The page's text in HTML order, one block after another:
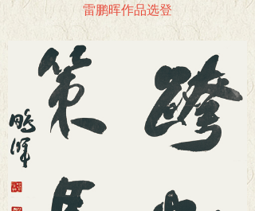
雷鹏晖作品选登